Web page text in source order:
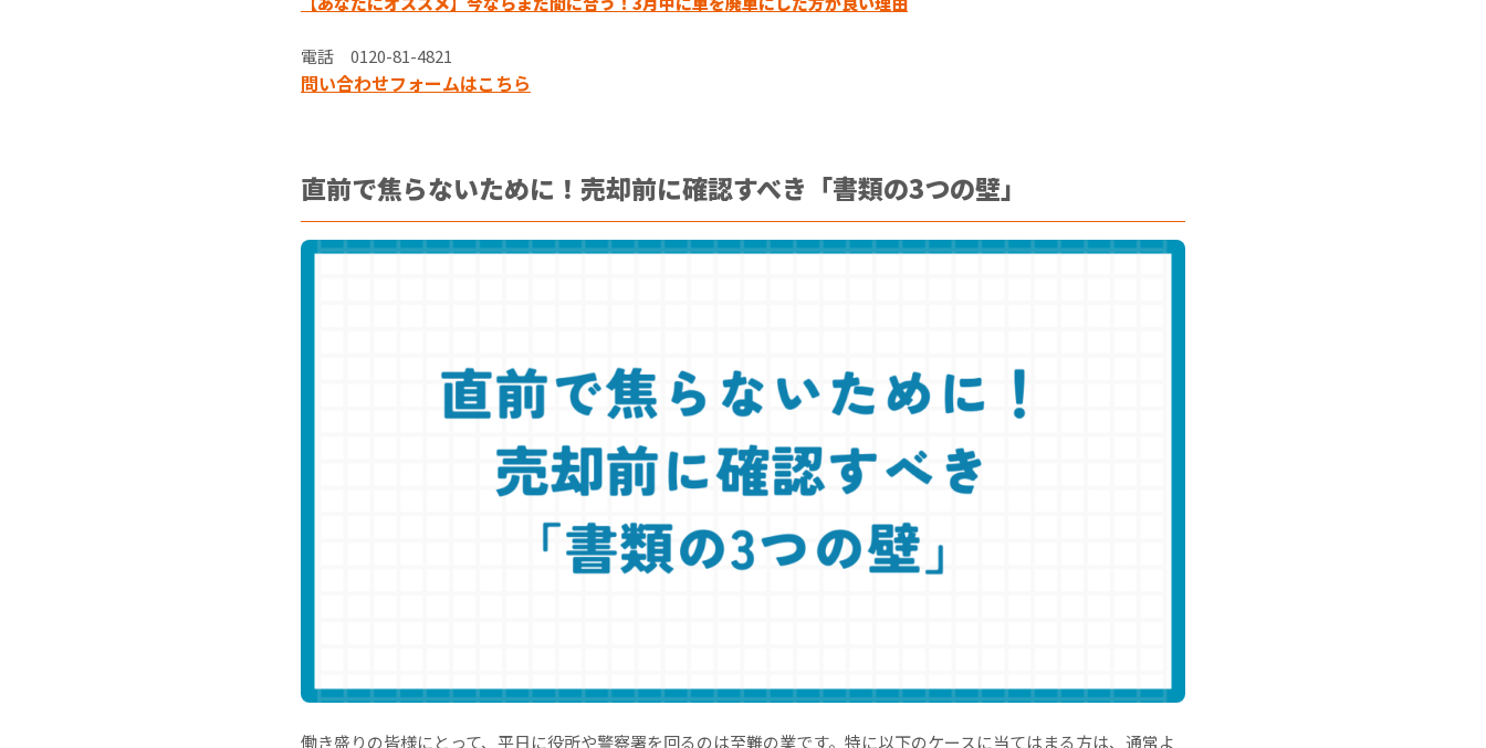
電話 0120-81-4821
問い合わせフォームはこちら
直前で焦らないために！売却前に確認すべき「書類の3つの壁」
働き盛りの皆様にとって、平日に役所や警察署を回るのは至難の業です。特に以下のケースに当てはまる方は、通常よ